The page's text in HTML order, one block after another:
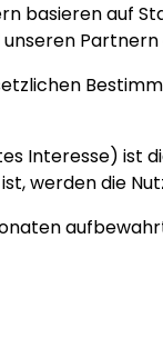
basieren auf
unseren
Interesse) ist
werden die